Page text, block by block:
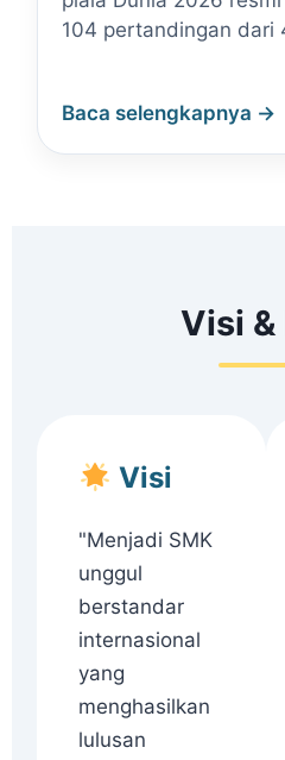
104 pertandingan dari
Baca selengkapnya →
Visi &
Visi
"Menjadi SMK
unggul
berstandar
internasional
yang
menghasilkan
lulusan